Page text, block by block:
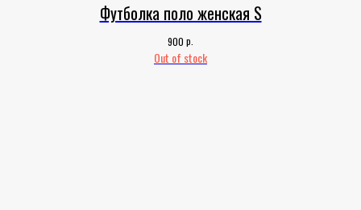
Футболка поло женская S
900 р.
Out of stock